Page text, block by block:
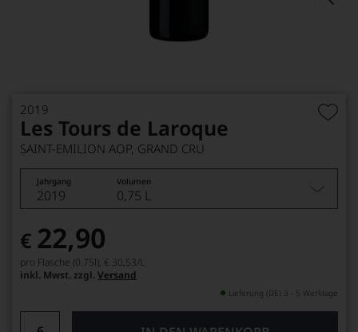
2019
Les Tours de Laroque
SAINT-EMILION AOP, GRAND CRU
Jahrgang Volumen
2019 0,75 L
€ 22,90
pro Flasche (0.75l), € 30,53/L
inkl. Mwst. zzgl. Versand
Lieferung (DE) 3 - 5 Werktage